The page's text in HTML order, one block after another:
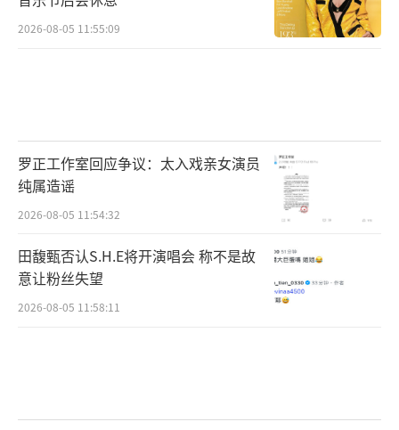
2026-08-05 11:55:09
罗正工作室回应争议：太入戏亲女演员
纯属造谣
2026-08-05 11:54:32
田馥甄否认S.H.E将开演唱会 称不是故
意让粉丝失望
2026-08-05 11:58:11